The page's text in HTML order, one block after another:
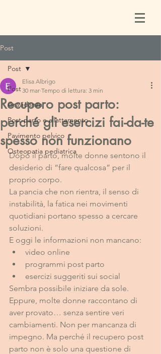
Post
Post
Gravidanza
Post-parto e allattamento
Pavimento pelvico
Osteopatia pediatrica
Post
Recupero post parto:
perché gli esercizi fai-da-te
spesso non funzionano
Elisa Albrigo
30 mar Tempo di lettura: 3 min
Dopo il parto, molte donne sentono il
desiderio di “fare qualcosa” per il
proprio corpo.
La pancia che non rientra, il senso di
instabilità, la fatica nei movimenti
quotidiani portano spesso a cercare
soluzioni.
E oggi le informazioni non mancano:
video online
programmi post parto
esercizi suggeriti sui social
Sembra possibile iniziare da sole.
Eppure, molte donne raccontano di
aver provato… senza sentire veri
cambiamenti. Non per mancanza di
impegno. Ma perché il recupero post
parto non è solo una questione di